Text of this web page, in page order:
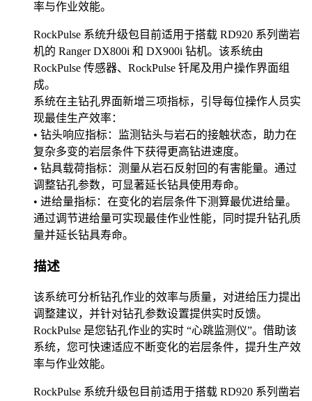
率与作业效能。
RockPulse 系统升级包目前适用于搭载 RD920 系列凿岩
机的 Ranger DX800i 和 DX900i 钻机。该系统由
RockPulse 传感器、RockPulse 钎尾及用户操作界面组
成。
系统在主钻孔界面新增三项指标，引导每位操作人员实
现最佳生产效率：
• 钻头响应指标：监测钻头与岩石的接触状态，助力在
复杂多变的岩层条件下获得更高钻进速度。
• 钻具载荷指标：测量从岩石反射回的有害能量。通过
调整钻孔参数，可显著延长钻具使用寿命。
• 进给量指标：在变化的岩层条件下测算最优进给量。
通过调节进给量可实现最佳作业性能，同时提升钻孔质
量并延长钻具寿命。
描述
该系统可分析钻孔作业的效率与质量，对进给压力提出
调整建议，并针对钻孔参数设置提供实时反馈。
RockPulse 是您钻孔作业的实时 “心跳监测仪”。借助该
系统，您可快速适应不断变化的岩层条件，提升生产效
率与作业效能。
RockPulse 系统升级包目前适用于搭载 RD920 系列凿岩